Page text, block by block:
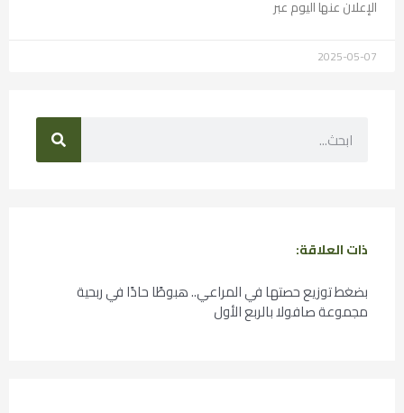
الإعلان عنها اليوم عبر
2025-05-07
ذات العلاقة:
بضغط توزيع حصتها في المراعي.. هبوطًا حادًا في ربحية
مجموعة صافولا بالربع الأول